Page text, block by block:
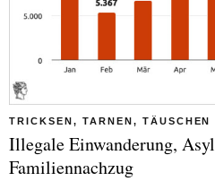
TRICKSEN, TARNEN, TÄUSCHEN
Illegale Einwanderung,
Familiennachzug